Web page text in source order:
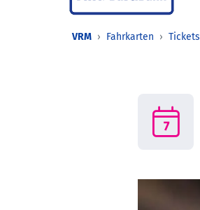
VRM Fahrkarten Tickets